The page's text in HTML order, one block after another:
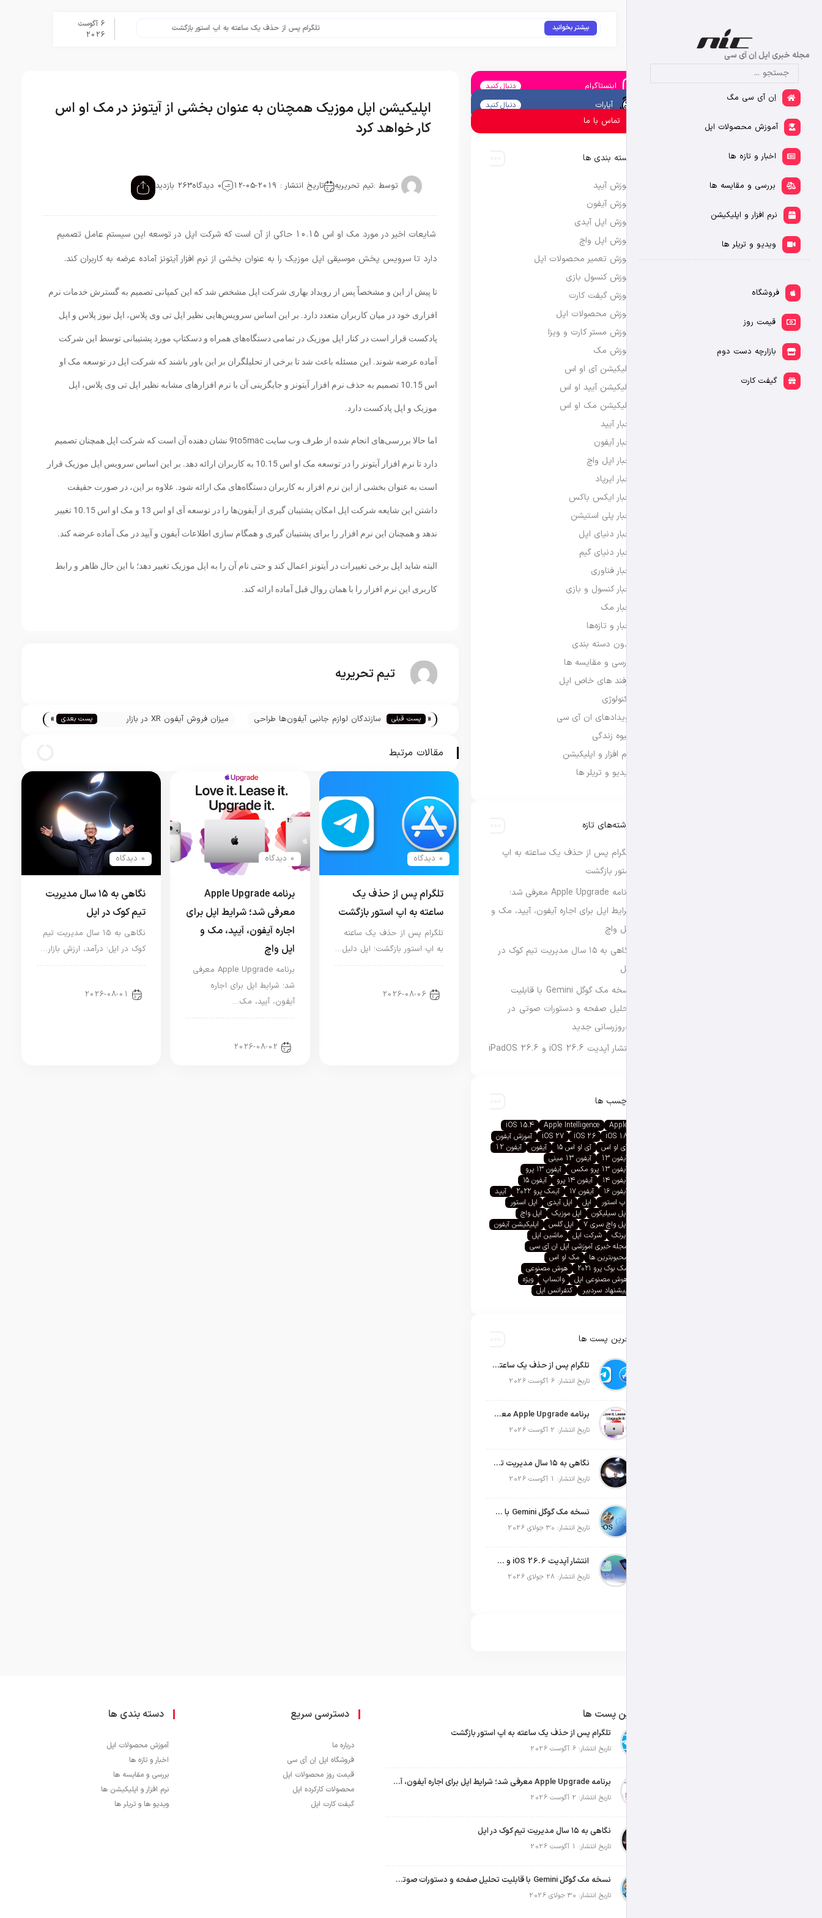
مجله خبری اپل اِن آی سی
اِن آی سی مگ
آموزش محصولات اپل
اخبار و تازه ها
بررسی و مقایسه ها
نرم افزار و اپلیکیشن
ویدیو و تریلر ها
فروشگاه
قیمت روز
بازارچه دست دوم
گیفت کارت
بیشتر بخوانید تلگرام پس از حذف یک ساعته به اپ استور بازگشت برنامه Apple Upgrade معرفی شد؛ شرایط اپل برای اجاره آیفون، آیپد، مک و اپل واچ
6 آگوست
2026
اپلیکیشن اپل موزیک همچنان به عنوان بخشی از آیتونز در مک او اس
کار خواهد کرد
توسط :تیم تحریریه تاریخ انتشار : 2019-05-12 0 دیدگاه 263 بازدید
شایعات اخیر در مورد مک او اس 10.15 حاکی از آن است که شرکت اپل در توسعه این سیستم عامل تصمیم
دارد تا سرویس پخش موسیقی اپل موزیک را به عنوان بخشی از نرم افزار آیتونز آماده عرضه به کاربران کند.
تا پیش از این و مشخصاً پس از رویداد بهاری شرکت اپل مشخص شد که این کمپانی تصمیم به گسترش خدمات نرم
افزاری خود در میان کاربران متعدد دارد. بر این اساس سرویس‌هایی نظیر اپل تی وی پلاس، اپل نیوز پلاس و اپل
پادکست قرار است در کنار اپل موزیک در تمامی دستگاه‌های همراه و دسکتاپ مورد پشتیبانی توسط این شرکت
آماده عرضه شوند. این مسئله باعث شد تا برخی از تحلیلگران بر این باور باشند که شرکت اپل در توسعه مک او
اس 10.15 تصمیم به حذف نرم افزار آیتونز و جایگزینی آن با نرم افزارهای مشابه نظیر اپل تی وی پلاس، اپل
موزیک و اپل پادکست دارد.
اما حالا بررسی‌های انجام شده از طرف وب سایت 9to5mac نشان دهنده آن است که شرکت اپل همچنان تصمیم
دارد تا نرم افزار آیتونز را در توسعه مک او اس 10.15 به کاربران ارائه دهد. بر این اساس سرویس اپل موزیک قرار
است به عنوان بخشی از این نرم افزار به کاربران دستگاه‌های مک ارائه شود. علاوه بر این، در صورت حقیقت
داشتن این شایعه شرکت اپل امکان پشتیبان گیری از آیفون‌ها را در توسعه آی او اس 13 و مک او اس 10.15 تغییر
ندهد و همچنان این نرم افزار را برای پشتیبان گیری و همگام سازی اطلاعات آیفون و آیپد در مک آماده عرضه کند.
البته شاید اپل برخی تغییرات در آیتونز اعمال کند و حتی نام آن را به اپل موزیک تغییر دهد؛ با این حال ظاهر و رابط
کاربری این نرم افزار را با همان روال قبل آماده ارائه کند.
تیم تحریریه
« پست قبلی
سازندگان لوازم جانبی آیفون‌ها طراحی
میزان فروش آیفون XR در بازار
پست بعدی »
مقالات مرتبط
0 دیدگاه
تلگرام پس از حذف یک
ساعته به اپ استور بازگشت
تلگرام پس از حذف یک ساعته
به اپ استور بازگشت؛ اپل دلیل…
2026-08-06
0 دیدگاه
برنامه Apple Upgrade
معرفی شد؛ شرایط اپل برای
اجاره آیفون، آیپد، مک و
اپل واچ
برنامه Apple Upgrade معرفی
شد؛ شرایط اپل برای اجاره
آیفون، آیپد، مک…
2026-08-02
0 دیدگاه
نگاهی به ۱۵ سال مدیریت
تیم کوک در اپل
نگاهی به ۱۵ سال مدیریت تیم
کوک در اپل؛ درآمد، ارزش بازار…
2026-08-01
اینستاگرام دنبال کنید
آپارات دنبال کنید
تماس با ما
دسته بندی ها
آموزش آیپد
آموزش آیفون
آموزش اپل آیدی
آموزش اپل واچ
آموزش تعمیر محصولات اپل
آموزش کنسول بازی
آموزش گیفت کارت
آموزش محصولات اپل
آموزش مستر کارت و ویزا
آموزش مک
اپلیکیشن آی او اس
اپلیکیشن آیپد او اس
اپلیکیشن مک او اس
اخبار آیپد
اخبار آیفون
اخبار اپل واچ
اخبار ایرپاد
اخبار ایکس باکس
اخبار پلی استیشن
اخبار دنیای اپل
اخبار دنیای گیم
اخبار فناوری
اخبار کنسول و بازی
اخبار مک
اخبار و تازه‌ها
بدون دسته بندی
بررسی و مقایسه ها
ترفند های خاص اپل
تکنولوژی
رویدادهای ان آی سی
شیوه زندگی
نرم افزار و اپلیکیشن
ویدیو و تریلر ها
نوشته‌های تازه
تلگرام پس از حذف یک ساعته به اپ
استور بازگشت
برنامه Apple Upgrade معرفی شد؛
شرایط اپل برای اجاره آیفون، آیپد، مک و
اپل واچ
نگاهی به ۱۵ سال مدیریت تیم کوک در
اپل
نسخه مک گوگل Gemini با قابلیت
تحلیل صفحه و دستورات صوتی در
به‌روزرسانی جدید
انتشار آپدیت iOS 26.6 و iPadOS 26.6
برچسب ها
Apple
Apple Intelligence
iOS 15.4
iOS 18
iOS 26
iOS 27
آموزش آیفون
آی او اس
آی او اس ۱۵ آیفون
آیفون 12
آیفون 13
آیفون 13 مینی
آیفون 13 پرو مکس
آیفون ۱۳ پرو
آیفون ۱۴
آیفون ۱۴ پرو
آیفون ۱۵
آیفون ۱۶
آیفون ۱۷ آیمک پرو ۲۰۲۲
آیپد
اپ استور
اپل اپل آیدی
اپل استور
اپل سیلیکون
اپل موزیک
اپل واچ
اپل واچ سری ۷
اپل گلس
اپلیکیشن آیفون
ایرتگ
شرکت اپل
ماشین اپل
مجله خبری آموزشی اپل ان آی سی
محبوبترین ها
مک او اس
مک بوک پرو ۲۰۲۱
هوش مصنوعی
هوش مصنوعی اپل
واتساپ
ویژه
پیشنهاد سردبیر
کنفرانس اپل
آخرین پست ها
تلگرام پس از حذف یک ساعته به اپ استور بازگشت
تاریخ انتشار: 6 آگوست 2026
برنامه Apple Upgrade معرفی شد؛ شرایط اپل برای اجاره آیفون، آیپد، مک و اپل واچ
تاریخ انتشار: 2 آگوست 2026
نگاهی به ۱۵ سال مدیریت تیم کوک در اپل
تاریخ انتشار: 1 آگوست 2026
نسخه مک گوگل Gemini با قابلیت تحلیل صفحه و دستورات صوتی در به‌روزرسانی جدید
تاریخ انتشار: 30 جولای 2026
انتشار آپدیت iOS 26.6 و iPadOS 26.6
تاریخ انتشار: 28 جولای 2026
آخرین پست ها
تلگرام پس از حذف یک ساعته به اپ استور بازگشت
تاریخ انتشار: 6 آگوست 2026
برنامه Apple Upgrade معرفی شد؛ شرایط اپل برای اجاره آیفون، آیپد، مک و اپل واچ
تاریخ انتشار: 2 آگوست 2026
نگاهی به ۱۵ سال مدیریت تیم کوک در اپل
تاریخ انتشار: 1 آگوست 2026
نسخه مک گوگل Gemini با قابلیت تحلیل صفحه و دستورات صوتی در به‌روزرسانی جدید
تاریخ انتشار: 30 جولای 2026
دسترسی سریع
درباره ما
فروشگاه اپل اِن آی سی
قیمت روز محصولات اپل
محصولات کارکرده اپل
گیفت کارت اپل
دسته بندی ها
آموزش محصولات اپل
اخبار و تازه ها
بررسی و مقایسه ها
نرم افزار و اپلیکیشن ها
ویدیو ها و تریلر ها